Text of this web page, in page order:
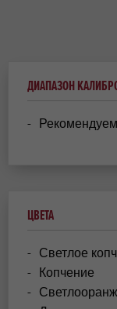
ДИАПАЗОН
ЦВЕТА
Светлое
Копчение